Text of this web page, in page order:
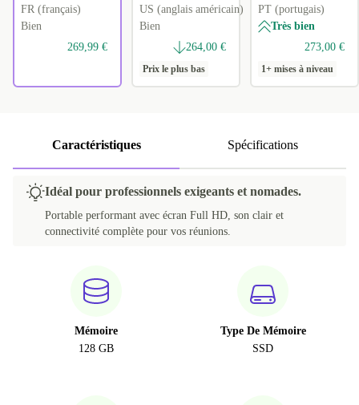
FR (français)
Bien
269,99 €
US (anglais américain)
Bien
264,00 €
Prix le plus bas
PT (portugais)
Très bien
273,00 €
1+ mises à niveau
Caractéristiques Spécifications
Idéal pour professionnels exigeants et nomades.
Portable performant avec écran Full HD, son clair et
connectivité complète pour vos réunions.
Mémoire
128 GB
Type De Mémoire
SSD